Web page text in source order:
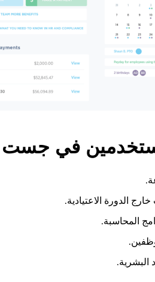
في
الدورة الاعتيادية.
المحاسبة.
البشرية.